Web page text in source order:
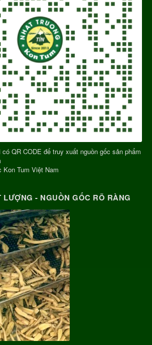
QR CODE để truy xuất nguồn gốc sản phẩm
Kon Tum Việt Nam
LƯỢNG - NGUỒN GỐC RÕ RÀNG